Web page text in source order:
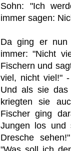
Sohn: "Ich
immer sagen:
Da ging er nun
immer: "Nicht
Fischern und
viel, nicht viel!"
Und als sie das
kriegten sie
Fischer ging
Jungen los und
Dresche